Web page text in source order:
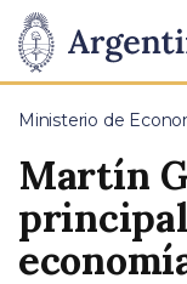
Presidencia
de
la
Nación
Pasar al
Ministerio de
Martín